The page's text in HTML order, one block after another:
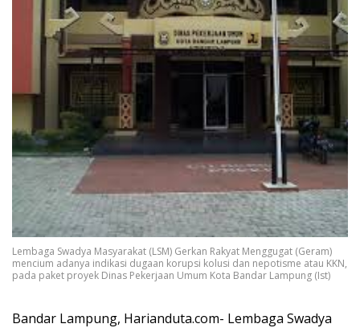
Lembaga Swadya Masyarakat (LSM) Gerkan Rakyat Menggugat (Geram)
mencium adanya indikasi dugaan korupsi kolusi dan nepotisme atau KKN,
pada paket proyek Dinas Pekerjaan Umum Kota Bandar Lampung (Ist)
Bandar Lampung, Harianduta.com- Lembaga Swadya